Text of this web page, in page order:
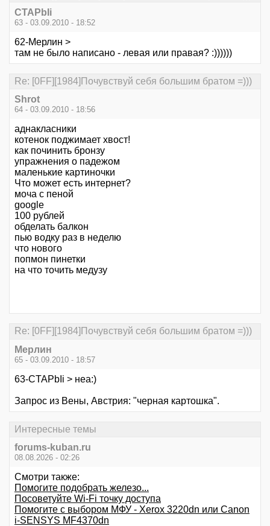
CTAPbIi
63 - 03.09.2010 - 18:52
62-Мерлин >
там не было написано - левая или правая? :))))))
Re: [0FF][1984]Почувствуй себя большим братом =)))
Shrot
64 - 03.09.2010 - 18:56
аднакласники
котенок поджимает хвост!
как починить бронзу
упражнения о падежом
маленькие картиночки
Что может есть интернет?
моча с пеной
google
100 рублей
обделать балкон
пью водку раз в неделю
что нового
попмон пинетки
на что точить медузу
Re: [0FF][1984]Почувствуй себя большим братом =)))
Мерлин
65 - 03.09.2010 - 18:57
63-CTAPbIi > неа:)
Запрос из Вены, Австрия: "черная картошка".
Интересные темы
forums-kuban.ru
08.08.2026 - 02:26
Смотри также:
Помогите подобрать железо...
Посоветуйте Wi-Fi точку доступа
Помогите с выбором МФУ - Xerox 3220dn или Canon
i-SENSYS MF4370dn